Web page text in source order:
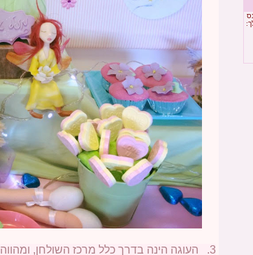
3. העוגה הינה בדרך כלל מרכז השולחן, ומהווה את האלמנט המרכזי של השולחן